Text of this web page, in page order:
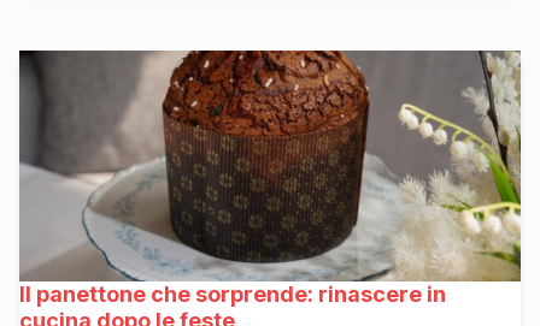
Il panettone che sorprende: rinascere in
cucina dopo le feste